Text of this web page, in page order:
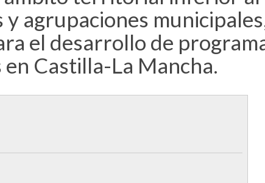
agrupaciones
el desarrollo de
Castilla-La Mancha.